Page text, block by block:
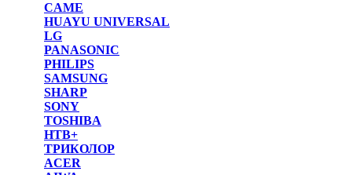
CAME
HUAYU UNIVERSAL
LG
PANASONIC
PHILIPS
SAMSUNG
SHARP
SONY
TOSHIBA
НТВ+
ТРИКОЛОР
ACER